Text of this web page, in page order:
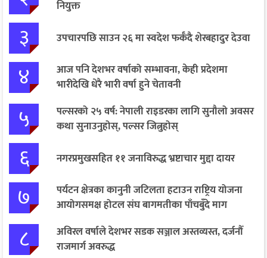
नियुक्त
३ उपचारपछि साउन २६ मा स्वदेश फर्कँदै शेरबहादुर देउवा
४
आज पनि देशभर वर्षाको सम्भावना, केही प्रदेशमा
भारीदेखि धेरै भारी वर्षा हुने चेतावनी
५
पल्सरको २५ वर्ष: नेपाली राइडरका लागि सुनौलो अवसर
कथा सुनाउनुहोस्, पल्सर जित्नुहोस्
६ नगरप्रमुखसहित ११ जनाविरुद्ध भ्रष्टाचार मुद्दा दायर
७
पर्यटन क्षेत्रका कानुनी जटिलता हटाउन राष्ट्रिय योजना
आयोगसमक्ष होटल संघ बागमतीका पाँचबुँदे माग
८
अविरल वर्षाले देशभर सडक सञ्जाल अस्तव्यस्त, दर्जनौँ
राजमार्ग अवरुद्ध